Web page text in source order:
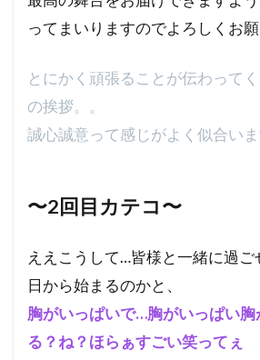
ってまいりますのでよろしくお
とにかく頑張ることが伝わって
の挨拶。。
誠心誠意って感じがよく似合いま
〜2回目カテコ〜
ええこうして…皆様と一緒に過
日から始まるのかと、
胸がいっぱいで…胸がいっぱい
る？ね？ほらぁすごい笑ってぇ